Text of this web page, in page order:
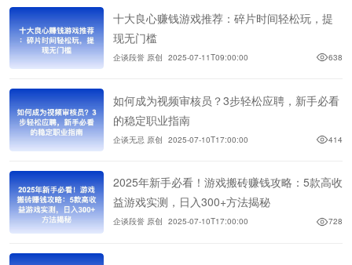
十大良心赚钱游戏推荐：碎片时间轻松玩，提
现无门槛
企谈段誉 原创 2025-07-11T09:00:00 638
如何成为视频审核员？3步轻松应聘，新手必看
的稳定职业指南
企谈无忌 原创 2025-07-10T17:00:00 414
2025年新手必看！游戏搬砖赚钱攻略：5款高收
益游戏实测，日入300+方法揭秘
企谈段誉 原创 2025-07-10T17:00:00 728